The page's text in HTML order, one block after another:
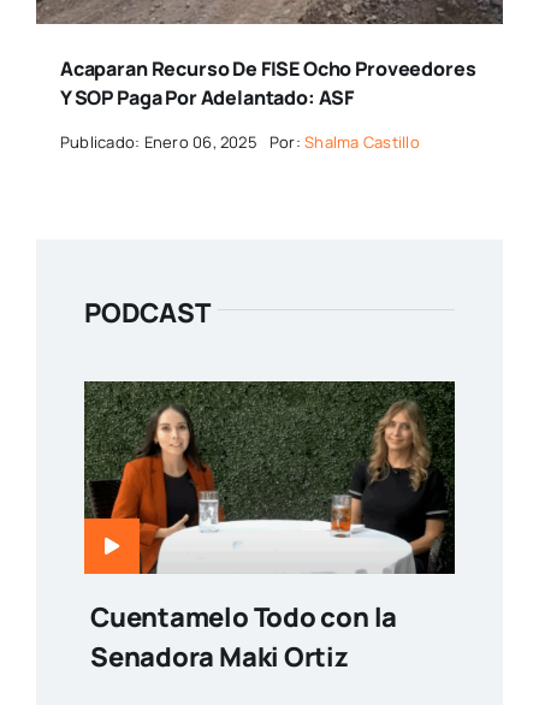
Acaparan Recurso De FISE Ocho Proveedores
Y SOP Paga Por Adelantado: ASF
Publicado: Enero 06, 2025 Por:Shalma Castillo
PODCAST
Cuentamelo Todo con la
Senadora Maki Ortiz